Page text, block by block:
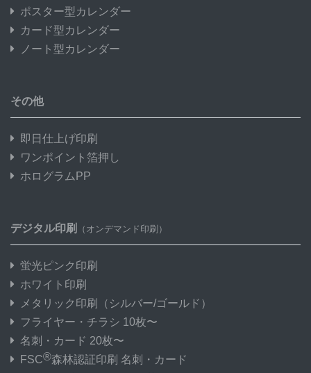
ポスター型カレンダー
カード型カレンダー
ノート型カレンダー
その他
即日仕上げ印刷
ワンポイント箔押し
ホログラムPP
デジタル印刷 （オンデマンド印刷）
蛍光ピンク印刷
ホワイト印刷
メタリック印刷
（シルバー/ゴールド）
フライヤー・チラシ 10枚〜
名刺・カード 20枚〜
FSC®森林認証印刷 名刺・カード